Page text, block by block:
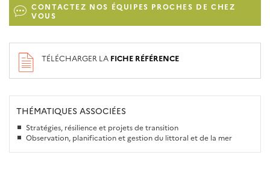
CONTACTEZ NOS ÉQUIPES PROCHES DE CHEZ
VOUS
TÉLÉCHARGER LA FICHE RÉFÉRENCE
THÉMATIQUES ASSOCIÉES
Stratégies, résilience et projets de transition
Observation, planification et gestion du littoral et de la mer